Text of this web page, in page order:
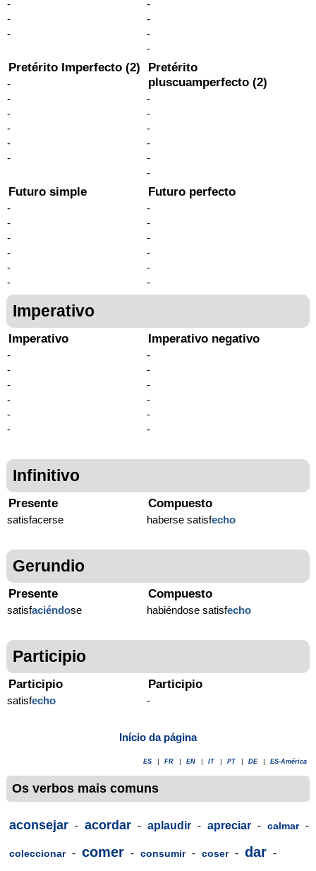
-
-
-
-
-
-
-
Pretérito Imperfecto (2)
-
-
-
-
-
-
Pretérito
pluscuamperfecto (2)
-
-
-
-
-
-
Futuro simple
-
-
-
-
-
-
Futuro perfecto
-
-
-
-
-
-
Imperativo
Imperativo
-
-
-
-
-
-
Imperativo negativo
-
-
-
-
-
-
Infinitivo
Presente
satisfacerse
Compuesto
haberse satisfecho
Gerundio
Presente
satisfaciéndose
Compuesto
habiéndose satisfecho
Participio
Participio
satisfecho
Participio
-
Início da página
ES FR EN IT PT DE ES-América
Os verbos mais comuns
aconsejar - acordar - aplaudir - apreciar - calmar -
coleccionar - comer - consumir - coser - dar -